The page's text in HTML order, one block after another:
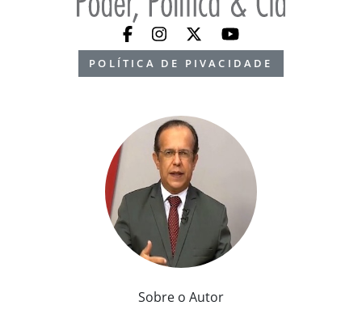
POLÍTICA DE PIVACIDADE
Sobre o Autor